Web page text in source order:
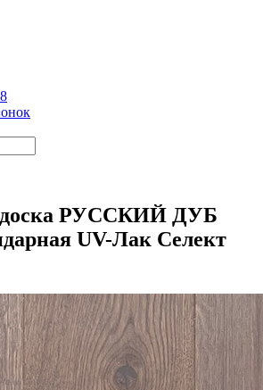
доска РУССКИЙ ДУБ
UV-Лак Селект